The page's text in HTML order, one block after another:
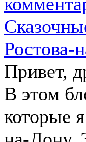
Ростова-
Привет,
В этом
которые